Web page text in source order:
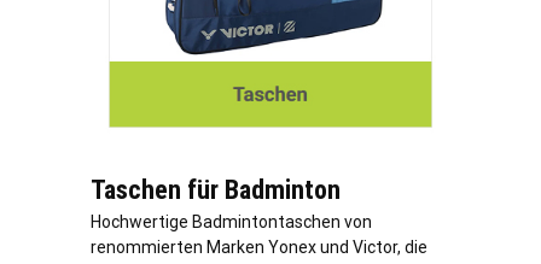
Taschen für Badminton
Hochwertige Badmintontaschen von
renommierten Marken Yonex und Victor, die